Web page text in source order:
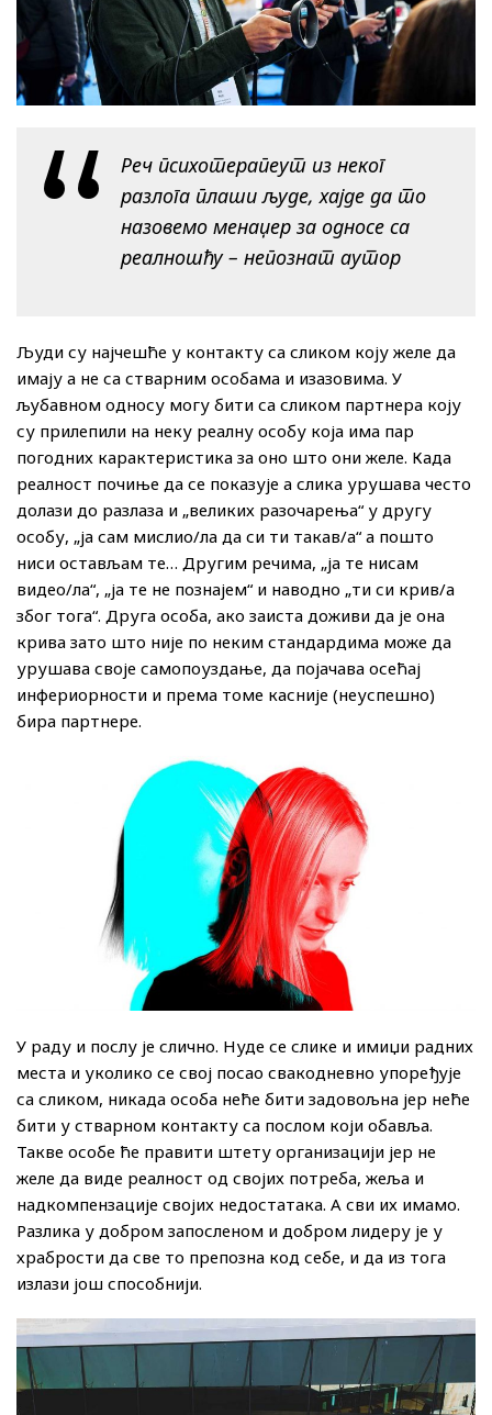
Реч психотерапеут из неког
разлога плаши људе, хајде да то
назовемо менаџер за односе са
реалношћу – непознат аутор
Људи су најчешће у контакту са сликом коју желе да
имају а не са стварним особама и изазовима. У
љубавном односу могу бити са сликом партнера коју
су прилепили на неку реалну особу која има пар
погодних карактеристика за оно што они желе. Када
реалност почиње да се показује а слика урушава често
долази до разлаза и „великих разочарења“ у другу
особу, „ја сам мислио/ла да си ти такав/а“ а пошто
ниси остављам те… Другим речима, „ја те нисам
видео/ла“, „ја те не познајем“ и наводно „ти си крив/а
због тога“. Друга особа, ако заиста доживи да је она
крива зато што није по неким стандардима може да
урушава своје самопоуздање, да појачава осећај
инфериорности и према томе касније (неуспешно)
бира партнере.
У раду и послу је слично. Нуде се слике и имиџи радних
места и уколико се свој посао свакодневно упоређује
са сликом, никада особа неће бити задовољна јер неће
бити у стварном контакту са послом који обавља.
Такве особе ће правити штету организацији јер не
желе да виде реалност од својих потреба, жеља и
надкомпензације својих недостатака. А сви их имамо.
Разлика у добром запосленом и добром лидеру је у
храбрости да све то препозна код себе, и да из тога
излази још способнији.